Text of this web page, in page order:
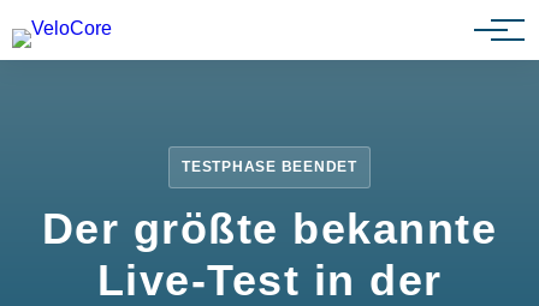
Partnerprogramm
TESTPHASE BEENDET
Der größte bekannte
Live-Test in der